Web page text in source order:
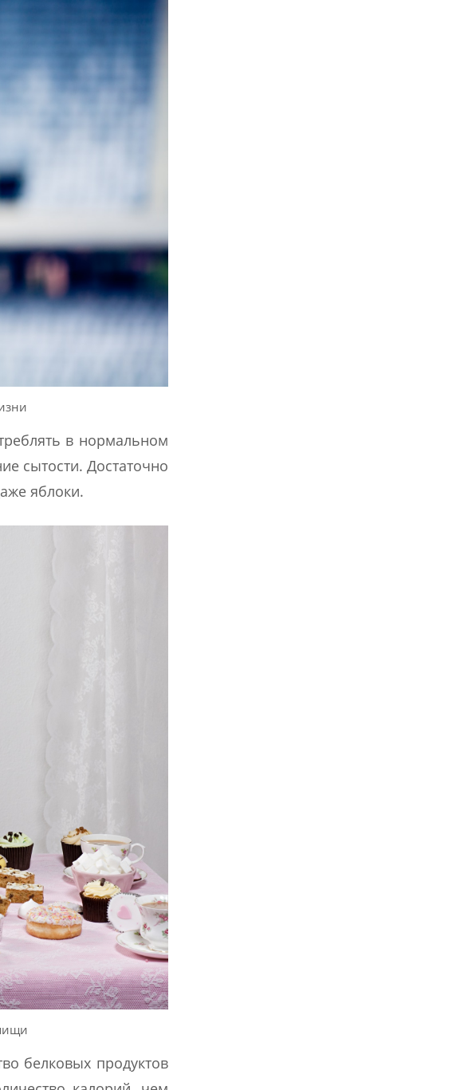
в нормальном
сытости. Достаточно
яблоки.
белковых продуктов